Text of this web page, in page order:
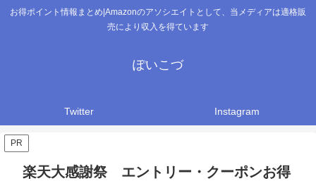
お得ポイント情報まとめ|Amazonのアソシエイトとして、当メディアは適格販
売により収入を得ています
ぽいこづ
Twitter Instagram
PR
楽天大感謝祭 エントリー・クーポンお得